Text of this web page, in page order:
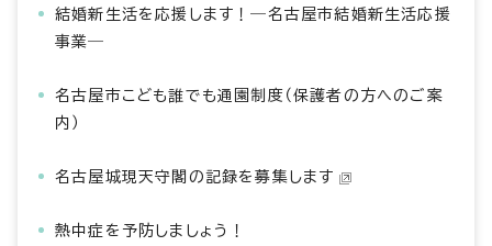
結婚新生活を応援します！―名古屋市結婚新生活応援
事業―
名古屋市こども誰でも通園制度（保護者の方へのご案
内）
名古屋城現天守閣の記録を募集します
熱中症を予防しましょう！